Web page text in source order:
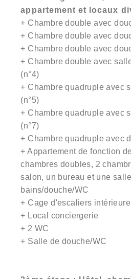
appartement et locaux
+ Chambre double avec
+ Chambre double avec
+ Chambre double avec
+ Chambre double avec
(n°4)
+ Chambre quadruple avec
(n°5)
+ Chambre quadruple avec
(n°7)
+ Chambre quadruple avec
+ Appartement de fonction
chambres doubles, 2
salon, un bureau et une
bains/douche/WC
+ Cage d'escaliers
+ Local conciergerie
+ 2 WC
+ Salle de douche/WC